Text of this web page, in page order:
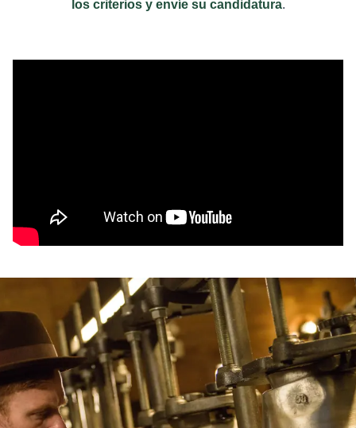
los criterios y envíe su candidatura.